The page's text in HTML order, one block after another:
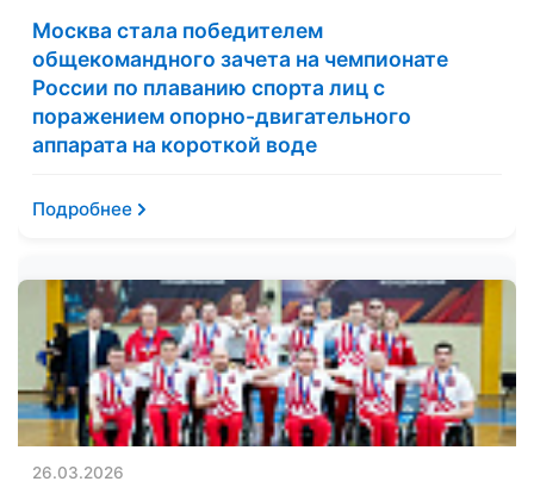
Москва стала победителем
общекомандного зачета на чемпионате
России по плаванию спорта лиц с
поражением опорно-двигательного
аппарата на короткой воде
Подробнее
26.03.2026